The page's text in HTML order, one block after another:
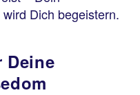
Dich begeistern.
Deine